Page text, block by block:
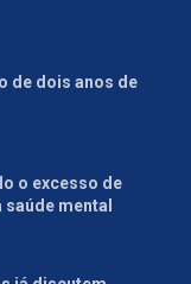
de dois anos de
o excesso de
mental